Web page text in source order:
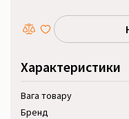
Характеристики
Вага товару
Бренд